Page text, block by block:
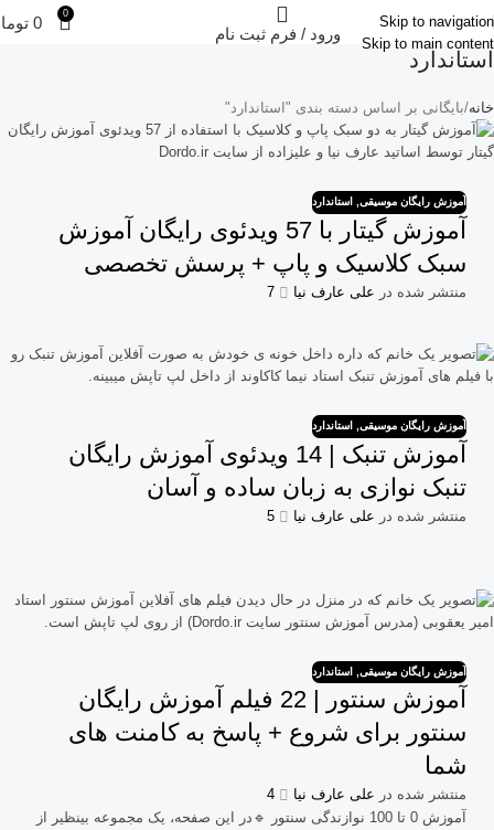
Skip to navigation
Skip to main content
ورود / فرم ثبت نام
0
0
استاندارد
خانه بایگانی بر اساس دسته بندی "استاندارد"
آموزش رایگان موسیقی استاندارد
آموزش گیتار با 57 ویدئوی رایگان آموزش
سبک کلاسیک و پاپ + پرسش تخصصی
منتشر شده در علی عارف نیا 7
آموزش رایگان موسیقی استاندارد
آموزش تنبک | 14 ویدئوی آموزش رایگان
تنبک نوازی به زبان ساده و آسان
منتشر شده در علی عارف نیا 5
آموزش رایگان موسیقی استاندارد
آموزش سنتور | 22 فیلم آموزش رایگان
سنتور برای شروع + پاسخ به کامنت های
شما
منتشر شده در علی عارف نیا
4
آموزش 0 تا 100 نوازندگی سنتور 🔹در این صفحه، یک مجموعه بینظیر از